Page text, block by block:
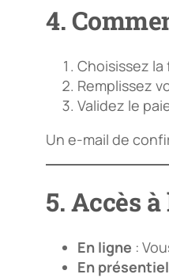
4.
Choisissez
Remplissez
Validez le
Un e-mail de
5. Accès
En ligne :
En présentiel